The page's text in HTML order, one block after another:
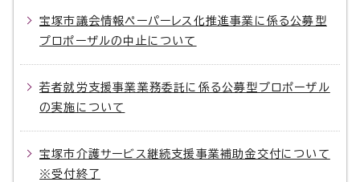
宝塚市議会情報ペーパーレス化推進事業に係る公募型
プロポーザルの中止について
若者就労支援事業業務委託に係る公募型プロポーザル
の実施について
宝塚市介護サービス継続支援事業補助金交付について
※受付終了